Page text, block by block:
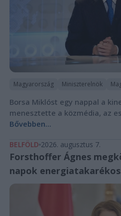
Magyarország Miniszterelnök
Borsa Miklóst egy nappal a
menesztette a közmédia, az
Bővebben...
BELFÖLD 2026. augusztus 7.
Forsthoffer Ágnes
napok